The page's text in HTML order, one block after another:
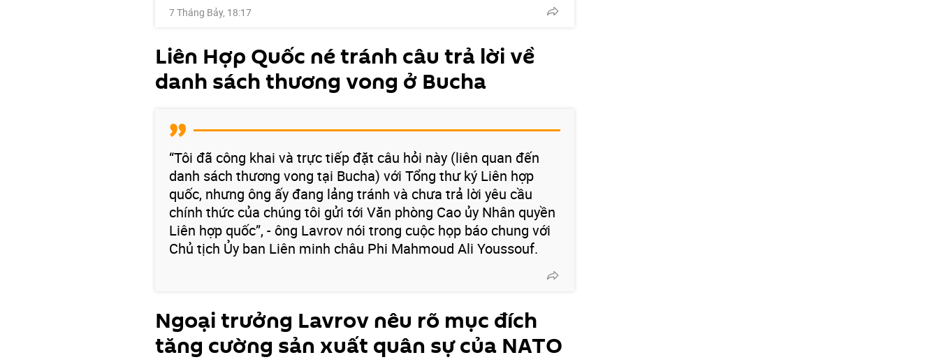
7 Tháng Bảy, 18:17
Liên Hợp Quốc né tránh câu trả lời về
danh sách thương vong ở Bucha
“Tôi đã công khai và trực tiếp đặt câu hỏi này (liên quan đến
danh sách thương vong tại Bucha) với Tổng thư ký Liên hợp
quốc, nhưng ông ấy đang lảng tránh và chưa trả lời yêu cầu
chính thức của chúng tôi gửi tới Văn phòng Cao ủy Nhân quyền
Liên hợp quốc”, - ông Lavrov nói trong cuộc họp báo chung với
Chủ tịch Ủy ban Liên minh châu Phi Mahmoud Ali Youssouf.
Ngoại trưởng Lavrov nêu rõ mục đích
tăng cường sản xuất quân sự của NATO